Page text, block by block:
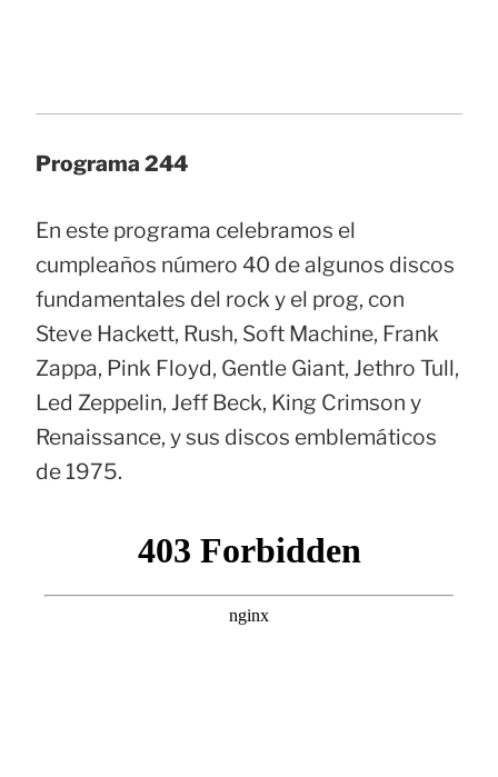
Programa 244
En este programa celebramos el
cumpleaños número 40 de algunos discos
fundamentales del rock y el prog, con
Steve Hackett, Rush, Soft Machine, Frank
Zappa, Pink Floyd, Gentle Giant, Jethro Tull,
Led Zeppelin, Jeff Beck, King Crimson y
Renaissance, y sus discos emblemáticos
de 1975.